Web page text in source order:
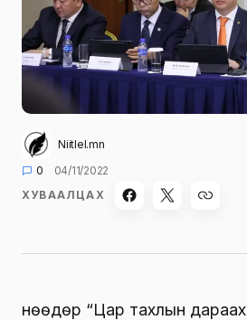
Niitlel.mn
0
04/11/2022
ХУВААЛЦАХ
Өнөөдөр “Цар тахлын